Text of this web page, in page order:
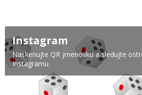
Instagram
Naskenujte QR jmenovku a sledujte
Instagramu.